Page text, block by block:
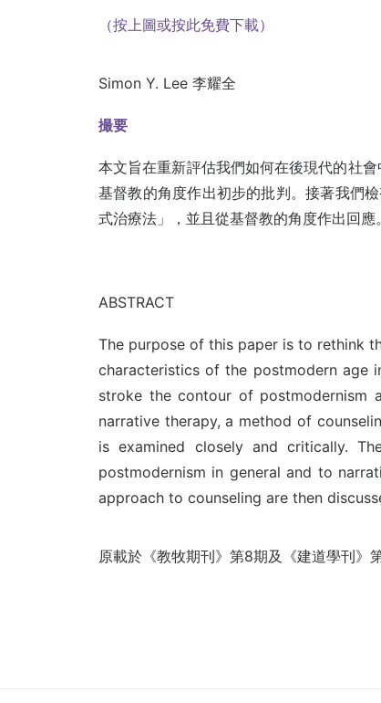
（按上圖或按此免費下載）
Simon Y. Lee 李耀全
撮要
本文旨在重新評估我們如何在後現代的社
基督教的角度作出初步的批判。接著我們
式治療法」，並且從基督教的角度作出回應
ABSTRACT
The purpose of this paper is to rethink
characteristics of the postmodern age
stroke the contour of postmodernism
narrative therapy, a method of
is examined closely and critically.
postmodernism in general and to
approach to counseling are then
原載於《教牧期刊》第8期及《建道學刊》